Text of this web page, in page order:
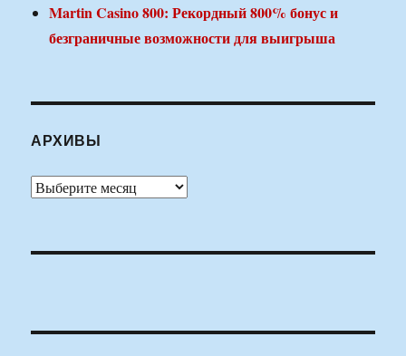
Martin Casino 800: Рекордный 800% бонус и
безграничные возможности для выигрыша
АРХИВЫ
Архивы